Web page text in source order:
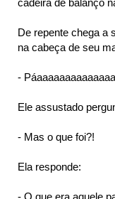
cadeira de balanço
De repente chega a
na cabeça de seu
-
Ele assustado
- Mas o que foi?!
Ela responde:
- O que era aquele